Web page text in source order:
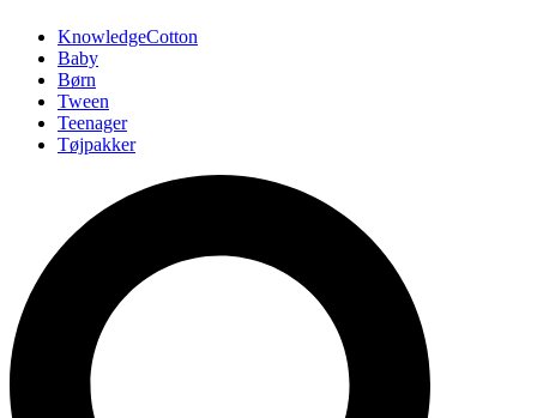
KnowledgeCotton
Baby
Børn
Tween
Teenager
Tøjpakker